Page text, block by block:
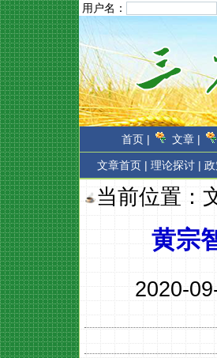
用户名：
首页 | 文章 |
文章首页 | 理论探讨 |
当前位置：
黄宗
2020-